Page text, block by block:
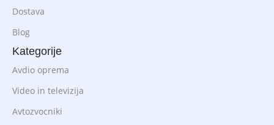
Dostava
Blog
Kategorije
Avdio oprema
Video in televizija
Avtozvocniki